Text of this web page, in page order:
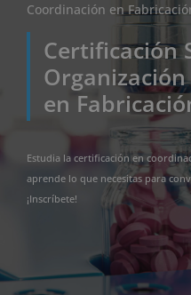
Coordinación en
Certificación
en
Estudia la certificación en
aprende lo que necesitas para
¡Inscríbete!